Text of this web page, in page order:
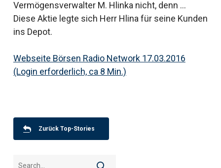
Vermögensverwalter M. Hlinka nicht, denn …
Diese Aktie legte sich Herr Hlina für seine Kunden
ins Depot.
Webseite Börsen Radio Network 17.03.2016
(Login erforderlich, ca 8 Min.)
Zurück Top-Stories